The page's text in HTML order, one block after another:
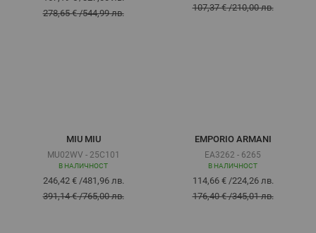
278,65 €/544,99 лв.
107,37 €/210,00 лв.
MIU MIU
MU02WV - 25C101
В НАЛИЧНОСТ
246,42 €/481,96 лв.
391,14 €/765,00 лв.
EMPORIO ARMANI
EA3262 - 6265
В НАЛИЧНОСТ
114,66 €/224,26 лв.
176,40 €/345,01 лв.